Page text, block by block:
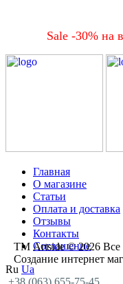
Sale -30% на
Главная
О магазине
Статьи
Оплата и доставка
Отзывы
Контакты
Соглашение
Ru Ua
+38 (063) 655-75-45
ТМ Artside © 2026 Все
Создание интернет